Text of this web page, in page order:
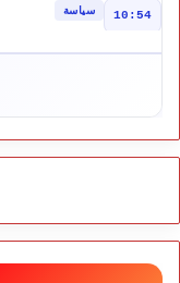
10:54 سياسة
شوكي يعيد وعود
مشروع إماراتي
وكابينات ينطلق
09:52 مجتمع
خارج الحدود